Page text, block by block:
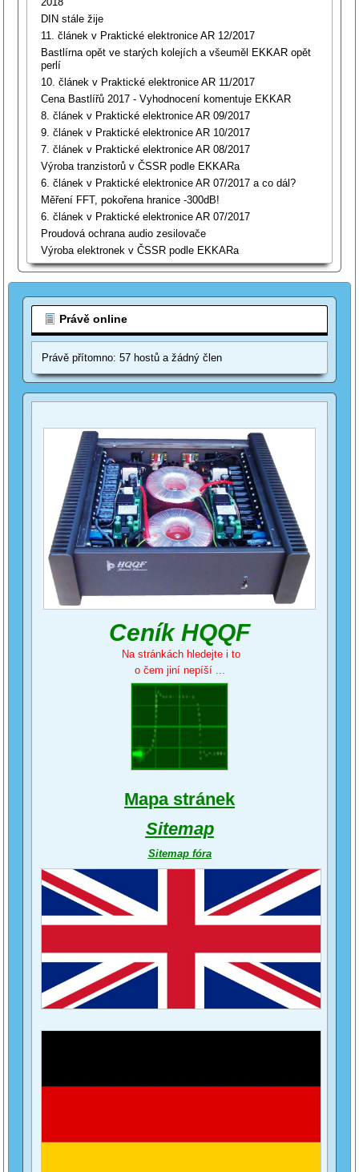
DIN stále žije
11. článek v Praktické elektronice AR 12/2017
Bastlírna opět ve starých kolejích a všeuměl EKKAR opět
perlí
10. článek v Praktické elektronice AR 11/2017
Cena Bastlířů 2017 - Vyhodnocení komentuje EKKAR
8. článek v Praktické elektronice AR 09/2017
9. článek v Praktické elektronice AR 10/2017
7. článek v Praktické elektronice AR 08/2017
Výroba tranzistorů v ČSSR podle EKKARa
6. článek v Praktické elektronice AR 07/2017 a co dál?
Měření FFT, pokořena hranice -300dB!
6. článek v Praktické elektronice AR 07/2017
Proudová ochrana audio zesilovače
Výroba elektronek v ČSSR podle EKKARa
Právě online
Právě přítomno: 57 hostů a žádný člen
Ceník HQQF
Na stránkách hledejte i to
o čem jiní nepíší ...
Mapa stránek
Sitemap
Sitemap fóra